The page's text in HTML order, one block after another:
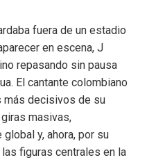
fuera de un estadio
en escena, J
repasando sin pausa
El cantante colombiano
más decisivos de su
masivas,
y, ahora, por su
figuras centrales en la